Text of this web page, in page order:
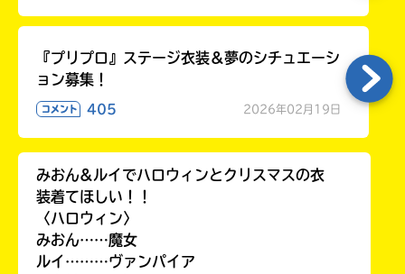
『プリプロ』ステージ衣装＆夢のシチュエーシ
ョン募集！
コメント 405 2026年02月19日
みおん&ルイでハロウィンとクリスマスの衣
装着てほしい！！
〈ハロウィン〉
みおん……魔女
ルイ………ヴァンパイア